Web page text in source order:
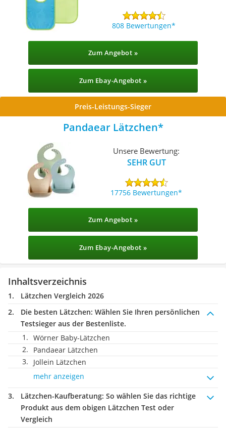
808 Bewertungen
Zum Angebot »
Zum Ebay-Angebot »
Preis-Leistungs-Sieger
Pandaear Lätzchen
Unsere Bewertung:
SEHR GUT
17756 Bewertungen
Zum Angebot »
Zum Ebay-Angebot »
Inhaltsverzeichnis
Lätzchen Vergleich 2026
Die besten Lätzchen: Wählen Sie Ihren persönlichen
Testsieger aus der Bestenliste.
Wörner Baby-Lätzchen
Pandaear Lätzchen
Jollein Lätzchen
mehr anzeigen
Lätzchen-Kaufberatung: So wählen Sie das richtige
Produkt aus dem obigen Lätzchen Test oder
Vergleich